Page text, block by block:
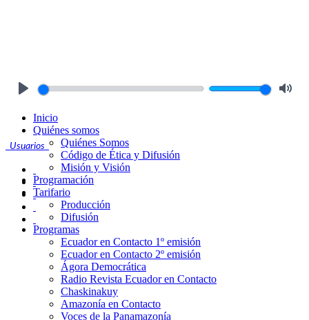
Usuarios
Inicio
Quiénes somos
Quiénes Somos
Código de Ética y Difusión
Misión y Visión
Programación
Tarifario
Producción
Difusión
Programas
Ecuador en Contacto 1º emisión
Ecuador en Contacto 2º emisión
Ágora Democrática
Radio Revista Ecuador en Contacto
Chaskinakuy
Amazonía en Contacto
Voces de la Panamazonía